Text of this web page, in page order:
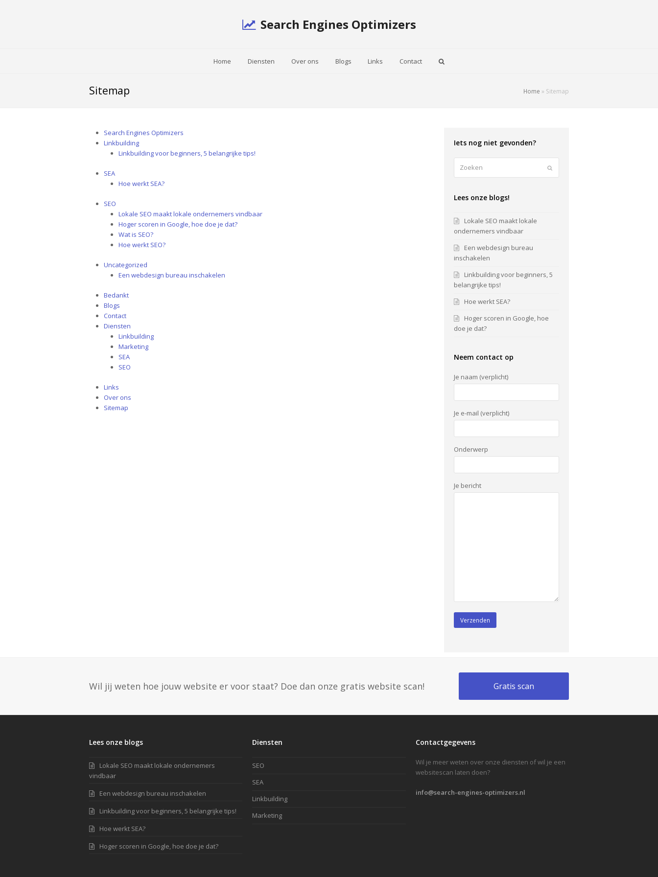
Search Engines Optimizers
Home Diensten Over ons Blogs Links Contact
Sitemap Home » Sitemap
Search Engines Optimizers
Linkbuilding
Linkbuilding voor beginners, 5 belangrijke tips!
SEA
Hoe werkt SEA?
SEO
Lokale SEO maakt lokale ondernemers vindbaar
Hoger scoren in Google, hoe doe je dat?
Wat is SEO?
Hoe werkt SEO?
Uncategorized
Een webdesign bureau inschakelen
Bedankt
Blogs
Contact
Diensten
Linkbuilding
Marketing
SEA
SEO
Links
Over ons
Sitemap
Iets nog niet gevonden?
Lees onze blogs!
Lokale SEO maakt lokale
ondernemers vindbaar
Een webdesign bureau
inschakelen
Linkbuilding voor beginners, 5
belangrijke tips!
Hoe werkt SEA?
Hoger scoren in Google, hoe
doe je dat?
Neem contact op
Je naam (verplicht)
Je e-mail (verplicht)
Onderwerp
Je bericht
Wil jij weten hoe jouw website er voor staat? Doe dan onze gratis website scan! Gratis scan
Lees onze blogs
Lokale SEO maakt lokale ondernemers
vindbaar
Een webdesign bureau inschakelen
Linkbuilding voor beginners, 5 belangrijke tips!
Hoe werkt SEA?
Hoger scoren in Google, hoe doe je dat?
Diensten
SEO
SEA
Linkbuilding
Marketing
Contactgegevens
Wil je meer weten over onze diensten of wil je een
websitescan laten doen?
info@search-engines-optimizers.nl